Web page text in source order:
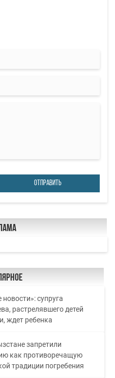
ОТПРАВИТЬ
новости»: супруга
растрелявшего детей
ждет ребенка
запретили
как противоречащую
традиции погребения